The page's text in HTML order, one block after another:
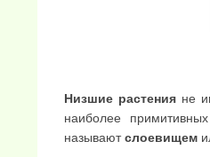
Низшие растенияне
наиболее
называютслоевищем